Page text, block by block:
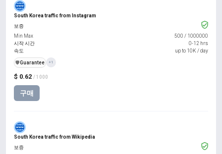
South Korea traffic from Instagram
$ 0.62 / 1000
구매
보증
Min Max
500 / 1000000
시작 시간
0-12 hrs
속도
up to 10K / day
️🛡️Guarantee +1
South Korea traffic from Wikipedia
보증